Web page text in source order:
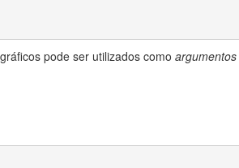
pode ser utilizados como argumentos